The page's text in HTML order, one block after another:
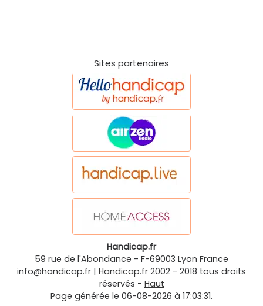
Sites partenaires
Handicap.fr
59 rue de l'Abondance - F-69003 Lyon France
info@handicap.fr | Handicap.fr 2002 - 2018 tous droits
réservés - Haut
Page générée le 06-08-2026 à 17:03:31.